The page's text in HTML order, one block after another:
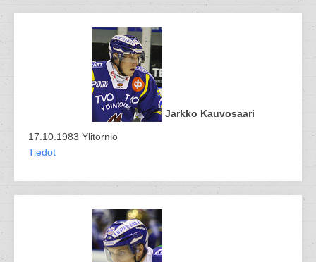
Jarkko Kauvosaari
17.10.1983 Ylitornio
Tiedot